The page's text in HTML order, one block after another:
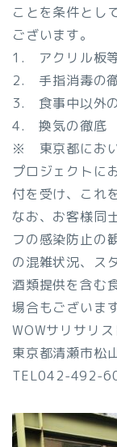
ことを条件とし
ございます。
1. アクリル板等
2. 手指消毒の
3. 食事中以外
4. 換気の徹底
※ 東京都におい
プロジェクトに
付を受け、これ
なお、お客様同
フの感染防止の
の混雑状況、ス
酒類提供を含む
場合もございま
WOWサリサリス
東京都清瀬市
TEL042-492-